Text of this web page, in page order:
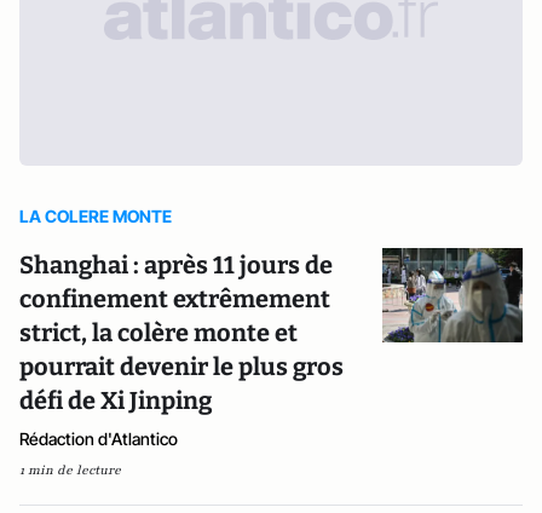
LA COLERE MONTE
Shanghai : après 11 jours de
confinement extrêmement
strict, la colère monte et
pourrait devenir le plus gros
défi de Xi Jinping
Rédaction d'Atlantico
1 min de lecture